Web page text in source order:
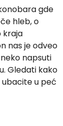
gde
hleb, o
kraja
nas je odveo
napsuti
Gledati kako
ubacite u peć